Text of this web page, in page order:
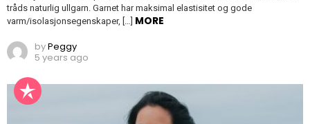
tråds naturlig ullgarn. Garnet har maksimal elastisitet og gode
varm/isolasjonsegenskaper, […] MORE
byPeggy
5 years ago